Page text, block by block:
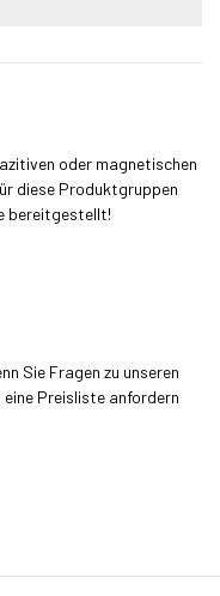
oder magnetischen
diese Produktgruppen
bereitgestellt!
Sie Fragen zu unseren
Preisliste anfordern